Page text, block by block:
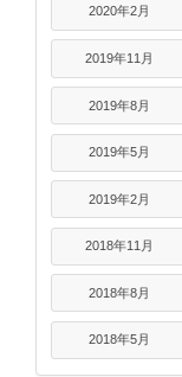
2020年2月
2019年11月
2019年8月
2019年5月
2019年2月
2018年11月
2018年8月
2018年5月